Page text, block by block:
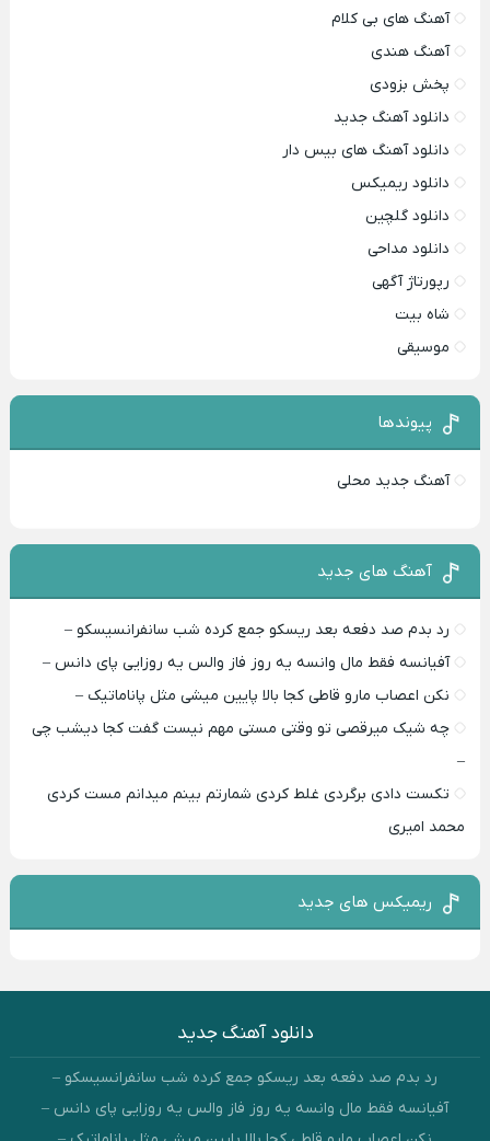
آهنگ های بی کلام
آهنگ هندی
پخش بزودی
دانلود آهنگ جدید
دانلود آهنگ های بیس دار
دانلود ریمیکس
دانلود گلچین
دانلود مداحی
رپورتاژ آگهی
شاه بیت
موسیقی
پیوندها
آهنگ جدید محلی
آهنگ های جدید
رد بدم صد دفعه بعد ریسکو جمع کرده شب سانفرانسیسکو –
آفیانسه فقط مال وانسه یه روز فاز والس یه روزایی پای دانس –
نکن اعصاب مارو قاطی کجا بالا پایین میشی مثل پاناماتیک –
چه شیک میرقصی تو وقتی مستی مهم نیست گفت کجا دیشب چی
–
تکست دادی برگردی غلط کردی شمارتم بینم میدانم مست کردی
محمد امیری
ریمیکس های جدید
دانلود آهنگ جدید
رد بدم صد دفعه بعد ریسکو جمع کرده شب سانفرانسیسکو –
آفیانسه فقط مال وانسه یه روز فاز والس یه روزایی پای دانس –